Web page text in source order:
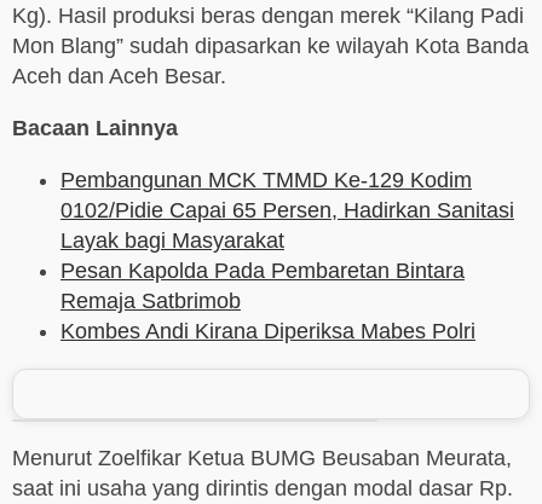
Kg). Hasil produksi beras dengan merek “Kilang Padi
Mon Blang” sudah dipasarkan ke wilayah Kota Banda
Aceh dan Aceh Besar.
Bacaan Lainnya
Pembangunan MCK TMMD Ke-129 Kodim
0102/Pidie Capai 65 Persen, Hadirkan Sanitasi
Layak bagi Masyarakat
Pesan Kapolda Pada Pembaretan Bintara
Remaja Satbrimob
Kombes Andi Kirana Diperiksa Mabes Polri
Menurut Zoelfikar Ketua BUMG Beusaban Meurata,
saat ini usaha yang dirintis dengan modal dasar Rp.